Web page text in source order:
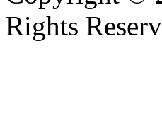
Rights